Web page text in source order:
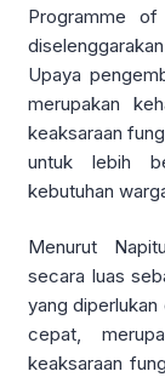
Programme
Upaya
merupakan
keaksaraan
untuk lebih
kebutuhan
Menurut
secara luas
yang diperlukan
cepat,
keaksaraan